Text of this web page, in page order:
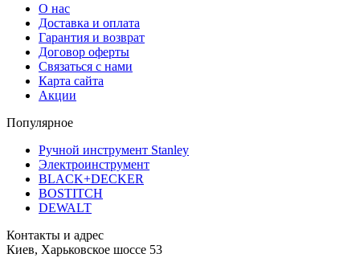
О нас
Доставка и оплата
Гарантия и возврат
Договор оферты
Связаться с нами
Карта сайта
Акции
Популярное
Ручной инструмент Stanley
Электроинструмент
BLACK+DECKER
BOSTITCH
DEWALT
Контакты и адрес
Киев, Харьковское шоссе 53